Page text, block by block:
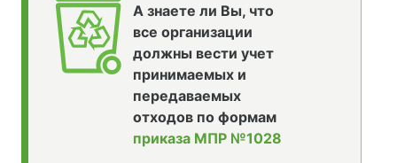
А знаете ли Вы, что
все организации
должны вести учет
принимаемых и
передаваемых
отходов по формам
приказа МПР №1028